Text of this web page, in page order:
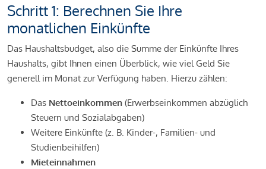
Schritt 1: Berechnen Sie Ihre
monatlichen Einkünfte
Das Haushaltsbudget, also die Summe der Einkünfte Ihres
Haushalts, gibt Ihnen einen Überblick, wie viel Geld Sie
generell im Monat zur Verfügung haben. Hierzu zählen:
Das Nettoeinkommen (Erwerbseinkommen abzüglich
Steuern und Sozialabgaben)
Weitere Einkünfte (z. B. Kinder-, Familien- und
Studienbeihilfen)
Mieteinnahmen